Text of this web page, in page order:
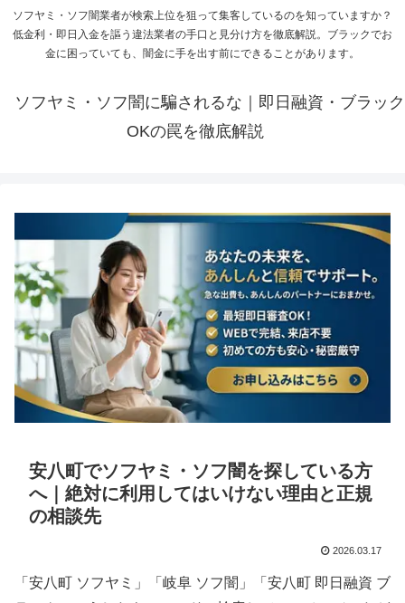
ソフヤミ・ソフ闇業者が検索上位を狙って集客しているのを知っていますか？
低金利・即日入金を謳う違法業者の手口と見分け方を徹底解説。ブラックでお
金に困っていても、闇金に手を出す前にできることがあります。
ソフヤミ・ソフ闇に騙されるな｜即日融資・ブラック
OKの罠を徹底解説
安八町でソフヤミ・ソフ闇を探している方
へ｜絶対に利用してはいけない理由と正規
の相談先
2026.03.17
「安八町 ソフヤミ」「岐阜 ソフ闇」「安八町 即日融資 ブ